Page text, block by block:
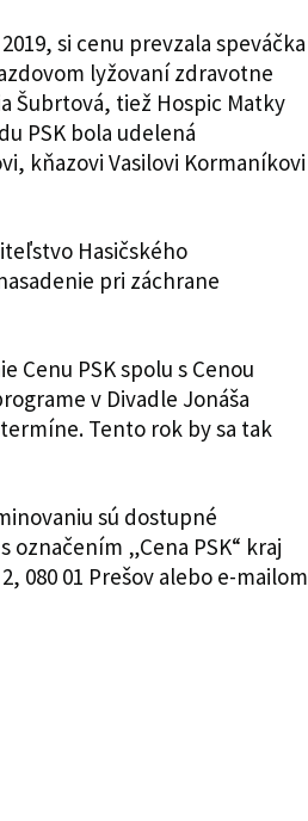
si cenu prevzala speváčka
lyžovaní zdravotne
Šubrtová, tiež Hospic Matky
PSK bola udelená
kňazovi Vasilovi Kormaníkovi
Hasičského
pri záchrane
Cenu PSK spolu s Cenou
v Divadle Jonáša
Tento rok by sa tak
sú dostupné
označením „Cena PSK“ kraj
080 01 Prešov alebo e-mailom